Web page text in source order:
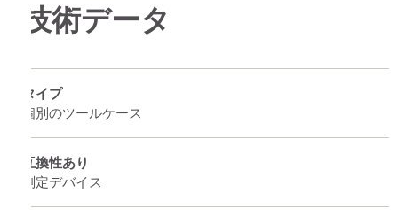
技術データ
タイプ
個別のツールケース
互換性あり
測定デバイス